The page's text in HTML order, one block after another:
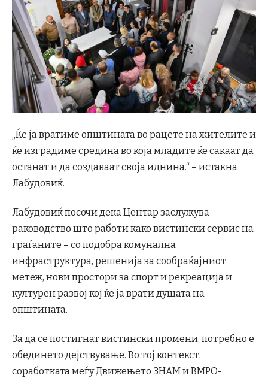
„Ќе ја вратиме општината во рацете на жителите и
ќе изградиме средина во која младите ќе сакаат да
останат и да создаваат своја иднина.“ – истакна
Лабудовиќ.
Лабудовиќ посочи дека Центар заслужува
раководство што работи како вистински сервис на
граѓаните – со подобра комунална
инфраструктура, решенија за сообраќајниот
метеж, нови простори за спорт и рекреација и
културен развој кој ќе ја врати душата на
општината.
За да се постигнат вистински промени, потребно е
обединето дејствување. Во тој контекст,
соработката меѓу Движењето ЗНАМ и ВМРО-